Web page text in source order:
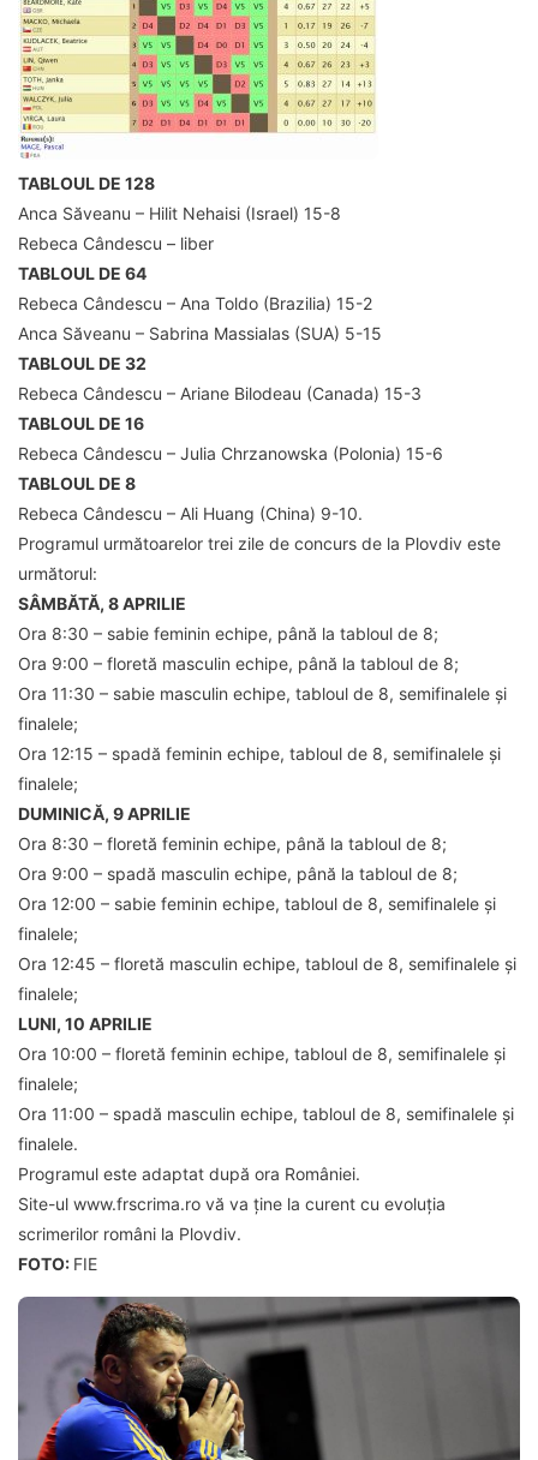
TABLOUL DE 128
Anca Săveanu – Hilit Nehaisi (Israel) 15-8
Rebeca Cândescu – liber
TABLOUL DE 64
Rebeca Cândescu – Ana Toldo (Brazilia) 15-2
Anca Săveanu – Sabrina Massialas (SUA) 5-15
TABLOUL DE 32
Rebeca Cândescu – Ariane Bilodeau (Canada) 15-3
TABLOUL DE 16
Rebeca Cândescu – Julia Chrzanowska (Polonia) 15-6
TABLOUL DE 8
Rebeca Cândescu – Ali Huang (China) 9-10.
Programul următoarelor trei zile de concurs de la Plovdiv este
următorul:
SÂMBĂTĂ, 8 APRILIE
Ora 8:30 – sabie feminin echipe, până la tabloul de 8;
Ora 9:00 – floretă masculin echipe, până la tabloul de 8;
Ora 11:30 – sabie masculin echipe, tabloul de 8, semifinalele și
finalele;
Ora 12:15 – spadă feminin echipe, tabloul de 8, semifinalele și
finalele;
DUMINICĂ, 9 APRILIE
Ora 8:30 – floretă feminin echipe, până la tabloul de 8;
Ora 9:00 – spadă masculin echipe, până la tabloul de 8;
Ora 12:00 – sabie feminin echipe, tabloul de 8, semifinalele și
finalele;
Ora 12:45 – floretă masculin echipe, tabloul de 8, semifinalele și
finalele;
LUNI, 10 APRILIE
Ora 10:00 – floretă feminin echipe, tabloul de 8, semifinalele și
finalele;
Ora 11:00 – spadă masculin echipe, tabloul de 8, semifinalele și
finalele.
Programul este adaptat după ora României.
Site-ul www.frscrima.ro vă va ține la curent cu evoluția
scrimerilor români la Plovdiv.
FOTO: FIE